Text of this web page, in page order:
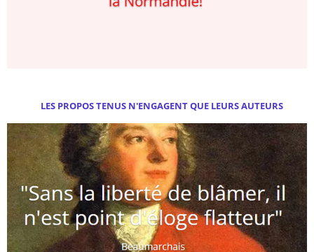
LES PROPOS TENUS N'ENGAGENT QUE LEURS AUTEURS